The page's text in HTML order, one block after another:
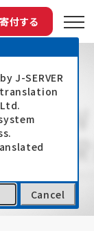
寄付する
J-SERVER
translation
Cancel